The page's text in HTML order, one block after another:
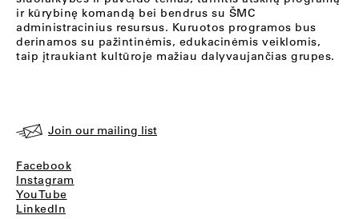
ir kūrybinę komandą bei bendrus su ŠMC
administracinius resursus. Kuruotos programos bus
derinamos su pažintinėmis, edukacinėmis veiklomis,
taip įtraukiant kultūroje mažiau dalyvaujančias grupes.
Join our mailing list
Facebook
Instagram
YouTube
LinkedIn